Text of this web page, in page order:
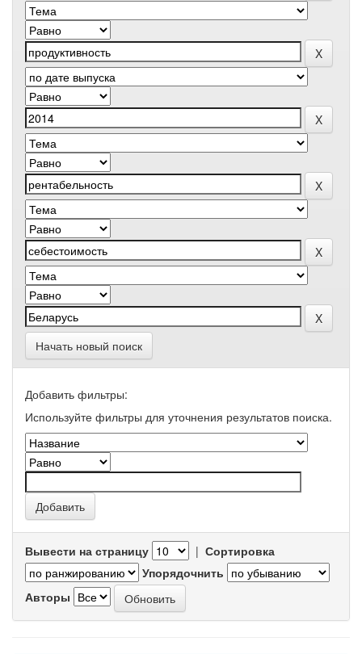
Начать новый поиск
Добавить фильтры:
Используйте фильтры для уточнения результатов поиска.
Вывести на страницу | Сортировка
Упорядочнить
Авторы